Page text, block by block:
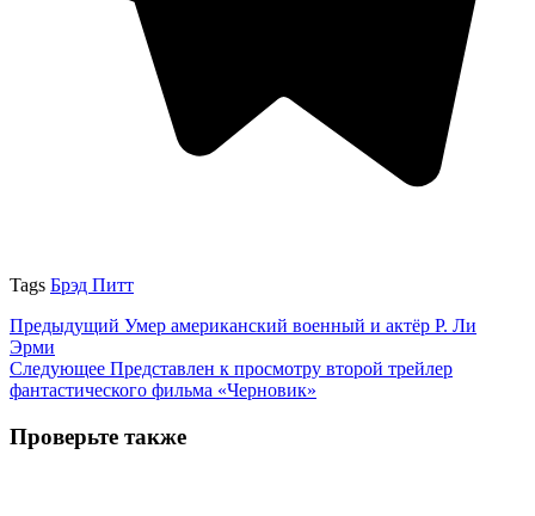
Tags Брэд Питт
Предыдущий Умер американский военный и актёр Р. Ли
Эрми
Следующее Представлен к просмотру второй трейлер
фантастического фильма «Черновик»
Проверьте также